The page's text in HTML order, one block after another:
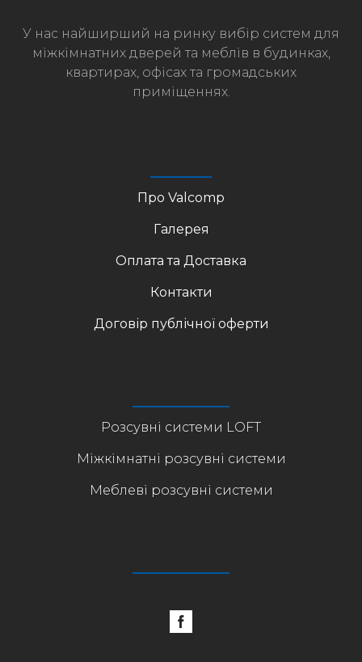
У нас найширший на ринку вибір систем для
міжкімнатних дверей та меблів в будинках,
квартирах, офісах та громадських
приміщеннях.
Про Valcomp
Галерея
Оплата та Доставка
Контакти
Договір публічної оферти
Розсувні системи LOFT
Міжкімнатні розсувні системи
Меблеві розсувні системи